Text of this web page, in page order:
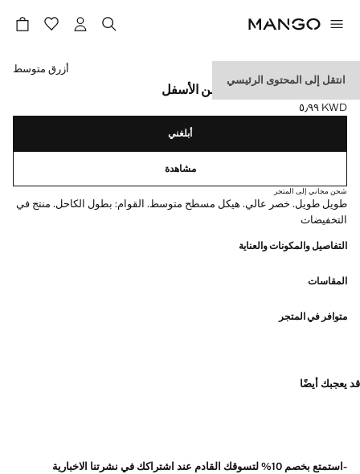
انتقل إلى المحتوى الرئيسي
جينز بساق واسعة متهرئ من الأسفل
السعر الحالي [KWD ٥٫٩٩ ]
KWD ٥٫٩٩
حدد اللون
أزرق متوسط
أبلغني
مشاهدة
شحن مجاني إلى المتجر
طويل طويل. خصر عالي. هيكل مسطح متوسط. القوام: بطول الكاحل. منتج في
التخفيضات
التفاصيل والمكونات والعناية
المقاسات
متوافر في المتجر
قد يعجبك أيضًا
-استمتع بخصم 10% لتسوقك القادم عند اشتراكك في نشرتنا الاخبارية